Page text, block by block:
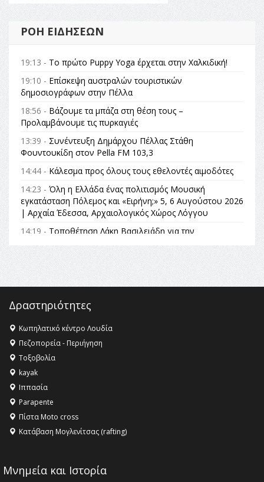
ΡΟΉ ΕΙΔΉΣΕΩΝ
19:13 - Το πρώτο Puppy Yoga έρχεται στην Χαλκιδική!
19:10 - Επίσκεψη αυστραλών τουριστικών
δημοσιογράφων στην Πέλλα
18:56 - Βάζουμε τα μπάζα στη θέση τους –
Προλαμβάνουμε τις πυρκαγιές
13:39 - Συνέντευξη Δημάρχου Πέλλας Στάθη
Φουντουκίδη στον Pella FM 103,3
14:44 - Κάλεσμα προς όλους τους εθελοντές αιμοδότες
14:23 - Όλη η Ελλάδα ένας πολιτισμός Μουσική
εγκατάσταση Πόλεμος και «Ειρήνη;» 5, 6 Αυγούστου 2026
| Αρχαία Έδεσσα, Αρχαιολογικός Χώρος Λόγγου
14:19 - Τοποθέτηση Λάκη Βασιλειάδη για την
θεσμικές διαδικασίες υπάρχει μόνο η ευθύνη απέναντι
στις επόμενες γενιές»
16:35 -Το πρόγραμμα του ΠΑΟΚ στον δεύτερο γύρο του
16:27 - Όλυμπος: Εντάχθηκε στον Κατάλογο Παγκόσμιας
Κληρονομιάς της UNESCO – Ομόφωνη η απόφαση Ο
Όλυμπος αναγνωρίστηκε ως φυσικό και πολιτιστικό
αγαθό εξέχουσας οικουμενικής αξίας για την
ανθρωπότητα
16:18 -
ΣΤΗΝ ΕΔΕΣΣΑ
Δραστηριότητες
Κωπηλατικό κέντρο Λουδία
Πεζοπορεία - Περιήγηση
Τοξοβολία
kayak
Ιππασία
Parapente
Πίστα Moto cross
Κατάβαση Μογλενίτσας (rafting)
Μνημεία και Ιστορία